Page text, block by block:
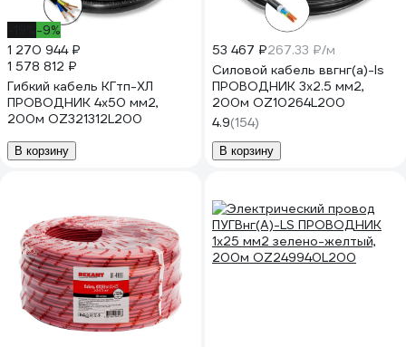
-9%
1 270 944 ₽
1 578 812 ₽
Гибкий кабель КГтп-ХЛ
ПРОВОДНИК 4x50 мм2,
200м OZ321312L200
В корзину
53 467 ₽267.33 ₽/м
Силовой кабель ввгнг(a)-ls
ПРОВОДНИК 3x2.5 мм2,
200м OZ10264L200
4.9(154)
В корзину